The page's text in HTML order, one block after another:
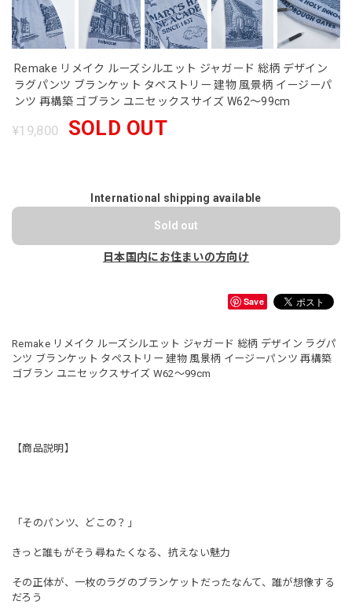
Remake リメイク ルーズシルエット ジャガード 総柄 デザイン
ラグパンツ ブランケット タペストリー 建物 風景柄 イージーパ
ンツ 再構築 ゴブラン ユニセックスサイズ W62～99cm
¥19,800 SOLD OUT
International shipping available
Sold out
日本国内にお住まいの方向け
Save
Remake リメイク ルーズシルエット ジャガード 総柄 デザイン ラグパ
ンツ ブランケット タペストリー 建物 風景柄 イージーパンツ 再構築
ゴブラン ユニセックスサイズ W62〜99cm
【商品説明】
「そのパンツ、どこの？」
きっと誰もがそう尋ねたくなる、抗えない魅力
その正体が、一枚のラグのブランケットだったなんて、誰が想像する
だろう